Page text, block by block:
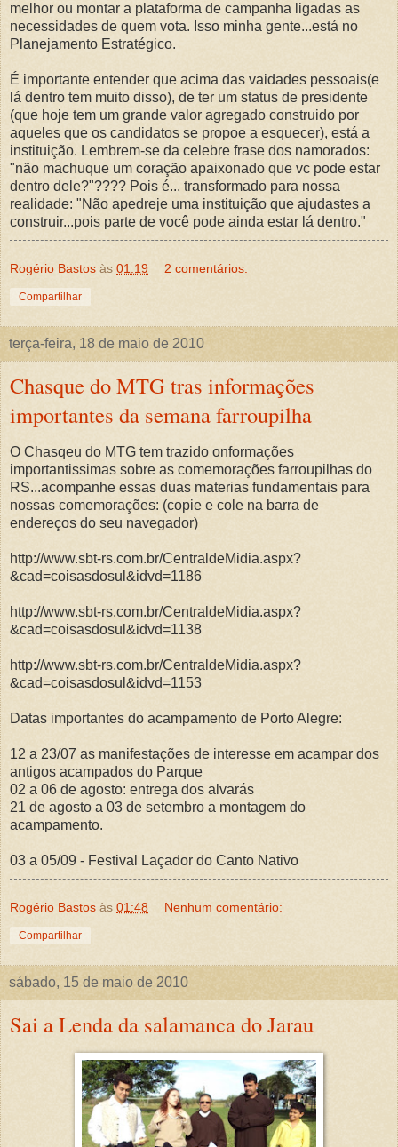
melhor ou montar a plataforma de campanha ligadas as
necessidades de quem vota. Isso minha gente...está no
Planejamento Estratégico.
É importante entender que acima das vaidades pessoais(e
lá dentro tem muito disso), de ter um status de presidente
(que hoje tem um grande valor agregado construido por
aqueles que os candidatos se propoe a esquecer), está a
instituição. Lembrem-se da celebre frase dos namorados:
"não machuque um coração apaixonado que vc pode estar
dentro dele?"???? Pois é... transformado para nossa
realidade: "Não apedreje uma instituição que ajudastes a
construir...pois parte de você pode ainda estar lá dentro."
Rogério Bastos às 01:19 2 comentários:
Compartilhar
terça-feira, 18 de maio de 2010
Chasque do MTG tras informações
importantes da semana farroupilha
O Chasqeu do MTG tem trazido onformações
importantissimas sobre as comemorações farroupilhas do
RS...acompanhe essas duas materias fundamentais para
nossas comemorações: (copie e cole na barra de
endereços do seu navegador)
http://www.sbt-rs.com.br/CentraldeMidia.aspx?
&cad=coisasdosul&idvd=1186
http://www.sbt-rs.com.br/CentraldeMidia.aspx?
&cad=coisasdosul&idvd=1138
http://www.sbt-rs.com.br/CentraldeMidia.aspx?
&cad=coisasdosul&idvd=1153
Datas importantes do acampamento de Porto Alegre:
12 a 23/07 as manifestações de interesse em acampar dos
antigos acampados do Parque
02 a 06 de agosto: entrega dos alvarás
21 de agosto a 03 de setembro a montagem do
acampamento.
03 a 05/09 - Festival Laçador do Canto Nativo
Rogério Bastos às 01:48 Nenhum comentário:
Compartilhar
sábado, 15 de maio de 2010
Sai a Lenda da salamanca do Jarau